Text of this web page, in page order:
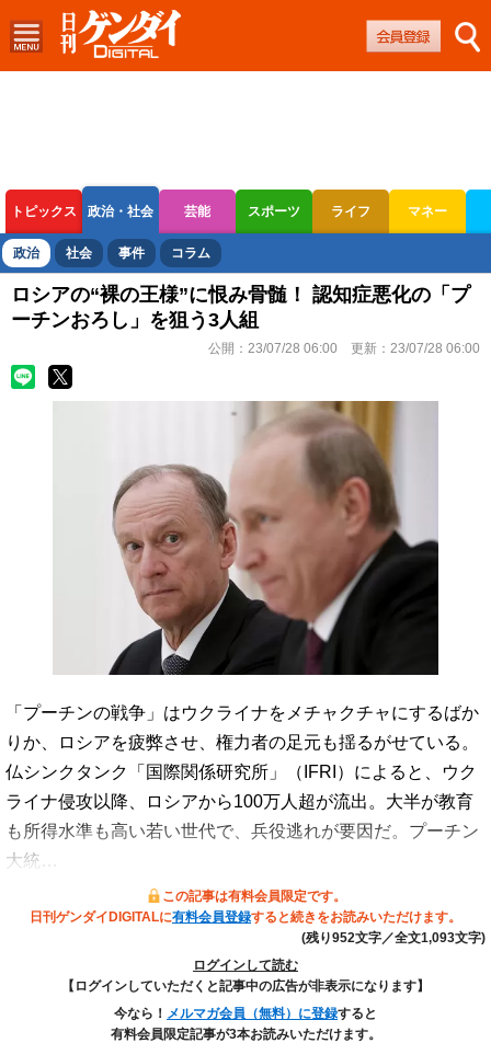
トピックス 政治・社会 芸能 スポーツ ライフ マネー
ボートレース 競輪 オートレース
政治 社会 事件 コラム
ロシアの“裸の王様”に恨み骨髄！ 認知症悪化の「プ
ーチンおろし」を狙う3人組
公開： 23/07/28 06:00 更新： 23/07/28 06:00
「プーチンの戦争」はウクライナをメチャクチャにするばか
りか、ロシアを疲弊させ、権力者の足元も揺るがせている。
仏シンクタンク「国際関係研究所」（IFRI）によると、ウク
ライナ侵攻以降、ロシアから100万人超が流出。大半が教育
も所得水準も高い若い世代で、兵役逃れが要因だ。プーチン
大統…
この記事は有料会員限定です。
日刊ゲンダイDIGITALに有料会員登録すると続きをお読みいただけます。
(残り952文字／全文1,093文字)
ログインして読む
【ログインしていただくと記事中の広告が非表示になります】
今なら！ メルマガ会員（無料）に登録すると
有料会員限定記事が3本お読みいただけます。